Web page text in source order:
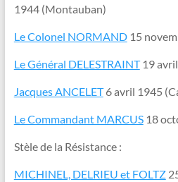
1944 (Montauban)
Le Colonel NORMAND15
Le Général DELESTRAINT19
Jacques ANCELET6 avril 1945
Le Commandant MARCUS18
Stèle de la Résistance :
MICHINEL, DELRIEU et FOLTZ